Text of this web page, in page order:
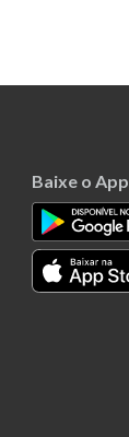
Baixe o App